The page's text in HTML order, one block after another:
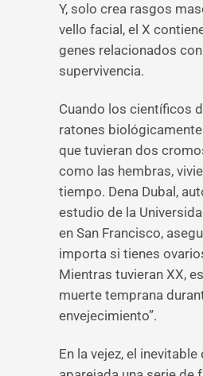
Y, solo crea rasgos
vello facial, el X
genes relacionados
supervivencia.
Cuando los científicos
ratones
que tuvieran dos
como las hembras,
tiempo. Dena Dubal,
estudio de la
en San Francisco,
importa si tienes
Mientras tuvieran XX,
muerte temprana
envejecimiento”.
En la vejez, el